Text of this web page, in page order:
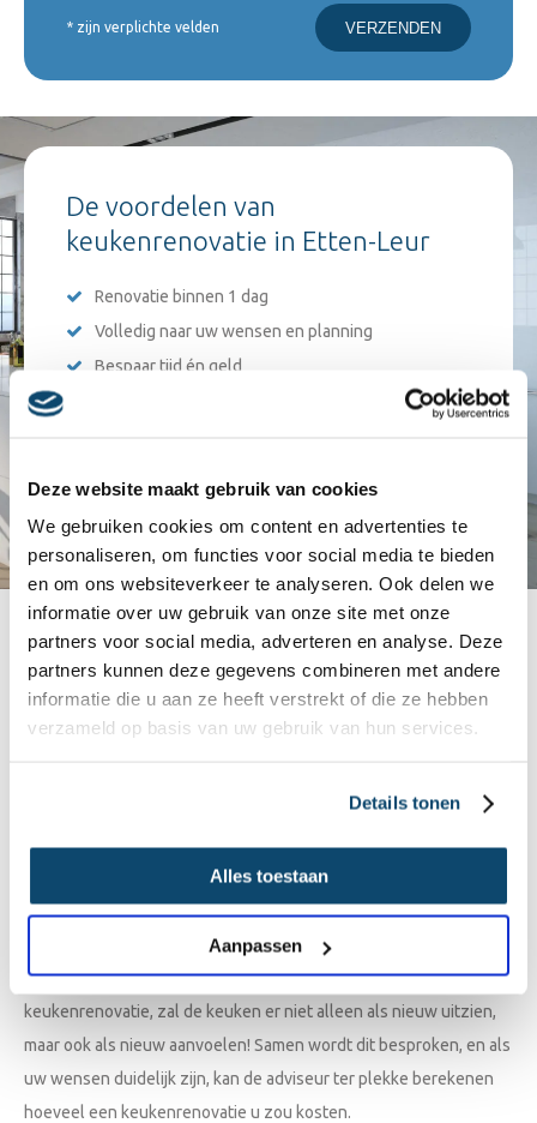
Deze website maakt gebruik van cookies
We gebruiken cookies om content en advertenties te
personaliseren, om functies voor social media te bieden
en om ons websiteverkeer te analyseren. Ook delen we
informatie over uw gebruik van onze site met onze
partners voor social media, adverteren en analyse. Deze
partners kunnen deze gegevens combineren met andere
informatie die u aan ze heeft verstrekt of die ze hebben
verzameld op basis van uw gebruik van hun services.
Details tonen
Alles toestaan
Aanpassen
* zijn verplichte velden
De voordelen van
keukenrenovatie in Etten-Leur
Renovatie binnen 1 dag
Volledig naar uw wensen en planning
Bespaar tijd én geld
Volledig volgens uw wensen en planning
Nadat u contact met ons heeft opgenomen, sturen wij,
Keukenrenovatie Nederland, een ervaren adviseur geheel
vrijblijvend bij u langs. De adviseur bespreekt met u de wensen en
de mogelijkheden. Ook zal deze de keuken geheel nalopen om te
de scharnieren nog goed, werken de schuifsystemen nog naar
behoren en is de inbouwapparatuur functioneel? We kijken niet
alleen naar het uiterlijk van uw keuken, want het is van even groot
belang dat een keuken achter de schermen ook goed in elkaar zit.
De lades moeten soepel glijden en het geheel moet stevig staan.
Doordat we ook naar dit soort belangrijke punten kijken bij uw
keukenrenovatie, zal de keuken er niet alleen als nieuw uitzien,
maar ook als nieuw aanvoelen! Samen wordt dit besproken, en als
uw wensen duidelijk zijn, kan de adviseur ter plekke berekenen
hoeveel een keukenrenovatie u zou kosten.